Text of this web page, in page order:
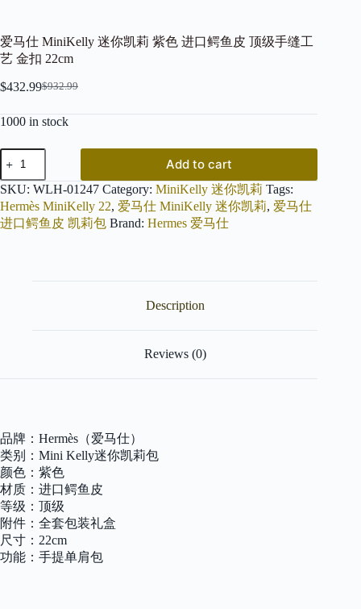
爱马仕 MiniKelly 迷你凯莉 紫色 进口鳄鱼皮 顶级手缝工
艺 金扣 22cm
$932.99
Original
was:
$432.99Current
is:
1000 in stock
爱
马
仕
MiniKelly
迷
你
顶
工
艺
金
扣
22cm
quantity
Add to cart
SKU: WLH-01247 Category: MiniKelly 迷你凯莉 Tags:
Hermès MiniKelly 22, 爱马仕 MiniKelly 迷你凯莉, 爱马仕
进口鳄鱼皮 凯莉包 Brand: Hermes 爱马仕
Description
Reviews (0)
品牌：Hermès（爱马仕）
类别：Mini Kelly迷你凯莉包
颜色：紫色
材质：进口鳄鱼皮
等级：顶级
附件：全套包装礼盒
尺寸：22cm
功能：手提单肩包